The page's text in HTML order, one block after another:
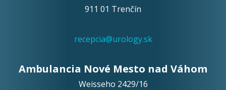
911 01 Trenčín
recepcia@urology.sk
Ambulancia Nové Mesto nad Váhom
Weisseho 2429/16